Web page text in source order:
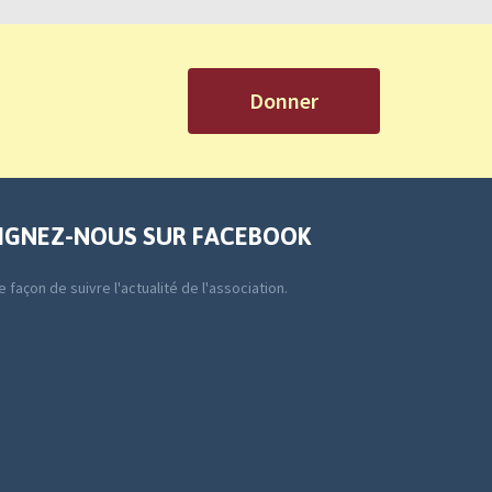
Donner
NOUS SUR FACEBOOK
façon de suivre l'actualité de l'association.